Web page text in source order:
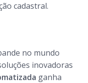
cadastral.
no mundo
inovadoras
ganha